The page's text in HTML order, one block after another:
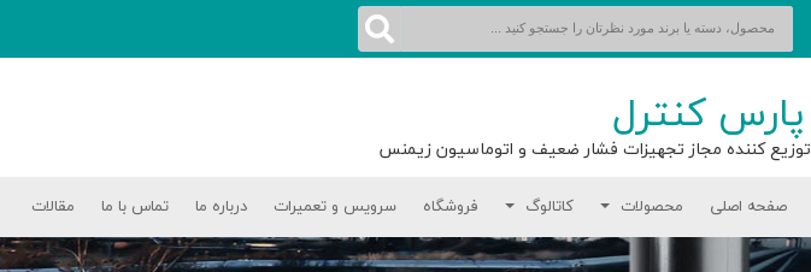
پارس کنترل
توزیع کننده مجاز تجهیزات فشار ضعیف و اتوماسیون زیمنس
صفحه اصلی محصولات کاتالوگ فروشگاه سرویس و تعمیرات درباره ما تماس با ما مقالات
بعدی